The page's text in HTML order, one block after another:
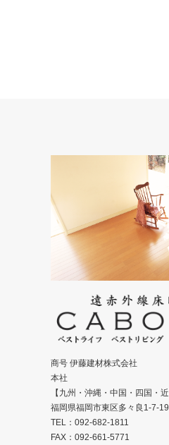
商号 伊藤建材株式会社
本社
【九州・沖縄・中国・四国・近
福岡県福岡市東区多々良1-7-19
TEL：092-682-1811
FAX：092-661-5771